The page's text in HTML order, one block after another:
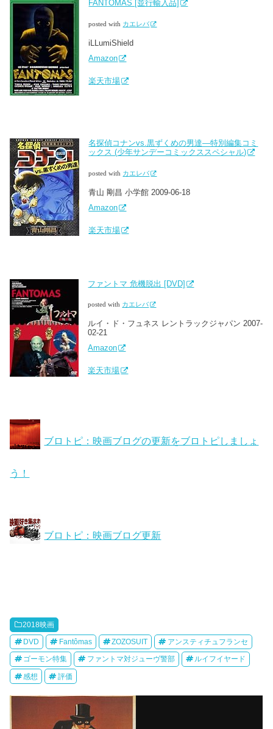
FANTOMAS [並行輸入品]
posted with カエレバ
iLLumiShield
Amazon
楽天市場
名探偵コナンvs.黒ずくめの男達―特別編集コミ
ックス (少年サンデーコミックススペシャル)
posted with カエレバ
青山 剛昌 小学館 2009-06-18
Amazon
楽天市場
ファントマ 危機脱出 [DVD]
posted with カエレバ
ルイ・ド・フュネス レントラックジャパン 2007-
02-21
Amazon
楽天市場
ブロトピ：映画ブログの更新をブロトピしましょ
う！
ブロトピ：映画ブログ更新
2018映画
DVD Fantômas ZOZOSUIT アンスティチュフランセ
ゴーモン特集 ファントマ対ジューヴ警部 ルイフイヤード
感想 評価